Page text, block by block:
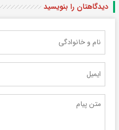
دیدگاهتان را بنویسید